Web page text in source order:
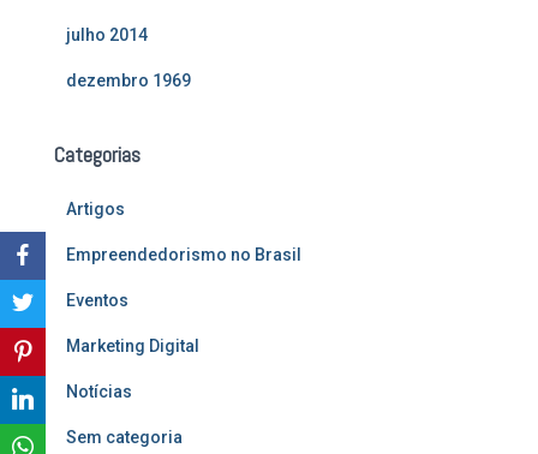
julho 2014
dezembro 1969
Categorias
Artigos
Empreendedorismo no Brasil
Eventos
Marketing Digital
Notícias
Sem categoria